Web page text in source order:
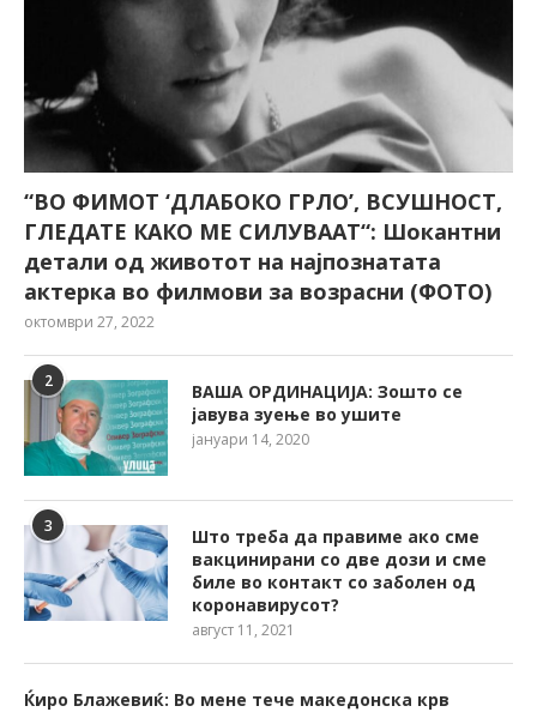
“ВО ФИМОТ ‘ДЛАБОКО ГРЛО’, ВСУШНОСТ,
ГЛЕДАТЕ КАКО МЕ СИЛУВААТ“: Шокантни
детали од животот на најпознатата
актерка во филмови за возрасни (ФОТО)
октомври 27, 2022
2
ВАША ОРДИНАЦИЈА: Зошто се
јавува зуење во ушите
јануари 14, 2020
3
Што треба да правиме ако сме
вакцинирани со две дози и сме
биле во контакт со заболен од
коронавирусот?
август 11, 2021
Ќиро Блажевиќ: Во мене тече македонска крв